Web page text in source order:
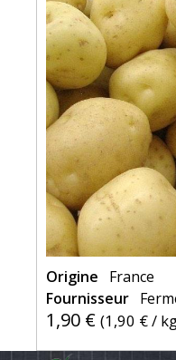
Origine
France
Fournisseur
1,90 € (1,90 €/